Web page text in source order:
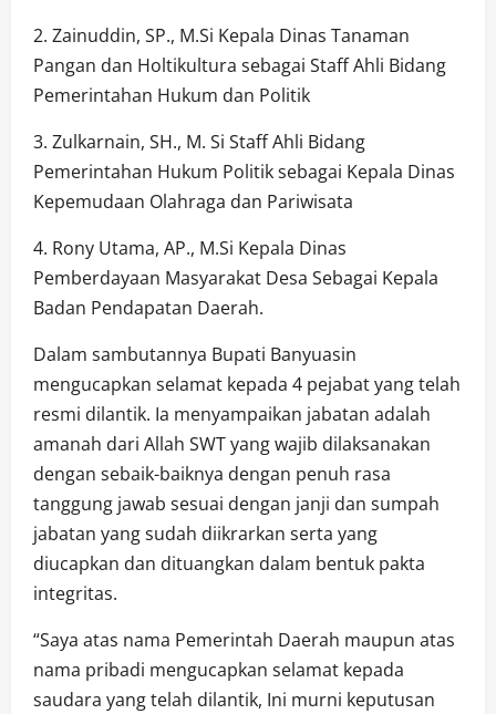
2. Zainuddin, SP., M.Si Kepala Dinas Tanaman
Pangan dan Holtikultura sebagai Staff Ahli Bidang
Pemerintahan Hukum dan Politik
3. Zulkarnain, SH., M. Si Staff Ahli Bidang
Pemerintahan Hukum Politik sebagai Kepala Dinas
Kepemudaan Olahraga dan Pariwisata
4. Rony Utama, AP., M.Si Kepala Dinas
Pemberdayaan Masyarakat Desa Sebagai Kepala
Badan Pendapatan Daerah.
Dalam sambutannya Bupati Banyuasin
mengucapkan selamat kepada 4 pejabat yang telah
resmi dilantik. Ia menyampaikan jabatan adalah
amanah dari Allah SWT yang wajib dilaksanakan
dengan sebaik-baiknya dengan penuh rasa
tanggung jawab sesuai dengan janji dan sumpah
jabatan yang sudah diikrarkan serta yang
diucapkan dan dituangkan dalam bentuk pakta
integritas.
“Saya atas nama Pemerintah Daerah maupun atas
nama pribadi mengucapkan selamat kepada
saudara yang telah dilantik, Ini murni keputusan